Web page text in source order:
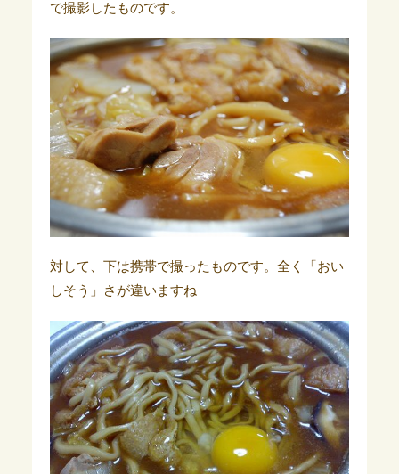
で撮影したものです。
対して、下は携帯で撮ったものです。全く「おい
しそう」さが違いますね